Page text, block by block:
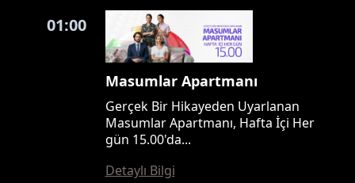
01:00
Masumlar Apartmanı
Gerçek Bir Hikayeden Uyarlanan
Masumlar Apartmanı, Hafta İçi Her
gün 15.00'da...
Detaylı Bilgi